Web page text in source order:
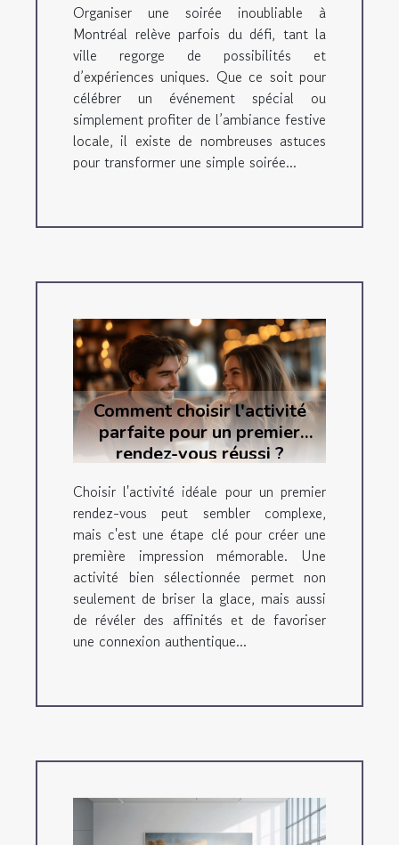
Organiser une soirée inoubliable à
Montréal relève parfois du défi, tant la
ville regorge de possibilités et
d’expériences uniques. Que ce soit pour
célébrer un événement spécial ou
simplement profiter de l’ambiance festive
locale, il existe de nombreuses astuces
pour transformer une simple soirée...
Comment choisir l'activité
parfaite pour un premier
rendez-vous réussi ?
Choisir l'activité idéale pour un premier
rendez-vous peut sembler complexe,
mais c'est une étape clé pour créer une
première impression mémorable. Une
activité bien sélectionnée permet non
seulement de briser la glace, mais aussi
de révéler des affinités et de favoriser
une connexion authentique...